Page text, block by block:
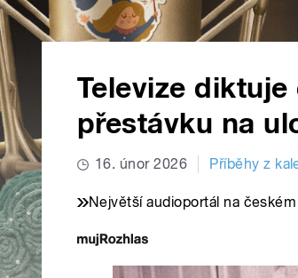
Televize
přestávku na
16. únor 2026 Příběhy z
Největší audioportál na